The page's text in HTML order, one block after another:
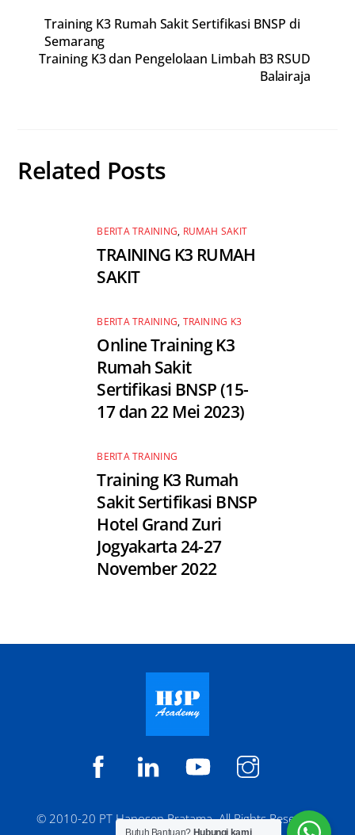
Training K3 Rumah Sakit Sertifikasi BNSP di
Semarang
Training K3 dan Pengelolaan Limbah B3 RSUD
Balairaja
Related Posts
BERITA TRAINING, RUMAH SAKIT
TRAINING K3 RUMAH
SAKIT
BERITA TRAINING, TRAINING K3
Online Training K3
Rumah Sakit
Sertifikasi BNSP (15-
17 dan 22 Mei 2023)
BERITA TRAINING
Training K3 Rumah
Sakit Sertifikasi BNSP
Hotel Grand Zuri
Jogyakarta 24-27
November 2022
HSP
Academy
HSP
Academy
HSP
Academy
© 2010-20 PT Hanosen Pratama. All Rights Reserved
Butuh Bantuan? Hubungi kami